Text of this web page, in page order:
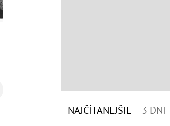
NAJČÍTANEJŠIE 3 DNI